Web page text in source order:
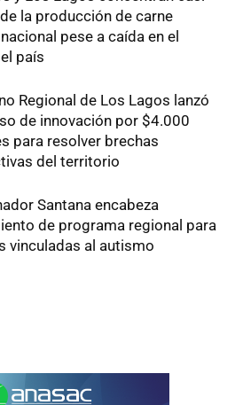
la producción de carne
pese a caída en el
país
Regional de Los Lagos lanzó
de innovación por $4.000
para resolver brechas
del territorio
Santana encabeza
de programa regional para
vinculadas al autismo